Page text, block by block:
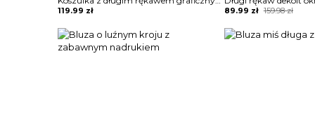
119.99 zł 159.98zł
Original
was:
159.98 zł.
89.99 zł
Current
is:
89.99 zł.